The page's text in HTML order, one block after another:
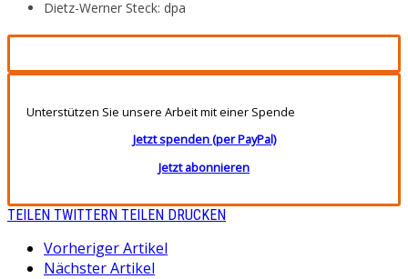
Dietz-Werner Steck: dpa
Unterstützen Sie unsere Arbeit mit einer Spende
Jetzt spenden (per PayPal)
Jetzt abonnieren
TEILEN TWITTERN TEILEN DRUCKEN
Vorheriger Artikel
Nächster Artikel